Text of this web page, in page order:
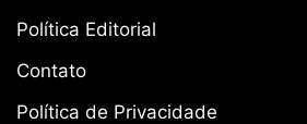
Política Editorial
Contato
Política de Privacidade